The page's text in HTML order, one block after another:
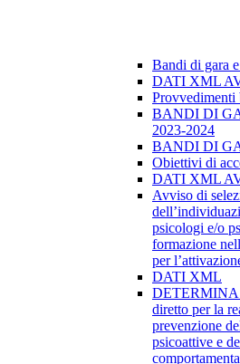
Bandi di gara
DATI XML
Provvedimenti
BANDI DI
2023-2024
BANDI DI
Obiettivi di
DATI XML
Avviso di
psicologi e/o
formazione
per
DATI XML
diretto per la
prevenzione
psicoattive e